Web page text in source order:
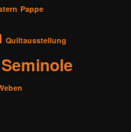
Pappe
Quiltausstellung
Seminole